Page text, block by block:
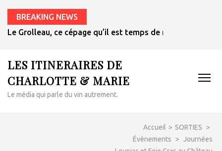
BREAKING NEWS
Le Grolleau, ce cépage qu’il est temps de redécouvrir
LES ITINERAIRES DE
CHARLOTTE & MARIE
Le média qui parle du vin autrement.
Accueil > SORTIES
>
Évènements
> Journées